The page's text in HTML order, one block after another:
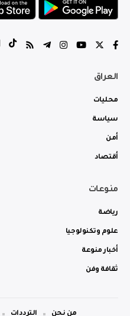
العراق
محليات
سياسة
أمن
أقتصاد
منوعات
رياضة
علوم وتكنولوجيا
أخبار منوعة
ثقافة وفن
من نحن الترددات